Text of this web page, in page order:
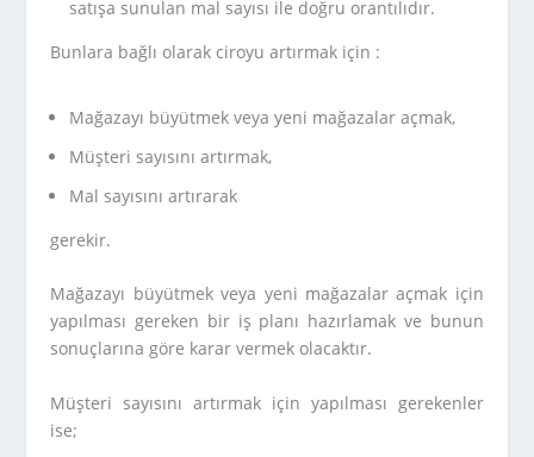
satışa sunulan mal sayısı ile doğru orantılıdır.
Bunlara bağlı olarak ciroyu artırmak için :
Mağazayı büyütmek veya yeni mağazalar açmak,
Müşteri sayısını artırmak,
Mal sayısını artırarak
gerekir.
Mağazayı büyütmek veya yeni mağazalar açmak için
yapılması gereken bir iş planı hazırlamak ve bunun
sonuçlarına göre karar vermek olacaktır.
Müşteri sayısını artırmak için yapılması gerekenler
ise;